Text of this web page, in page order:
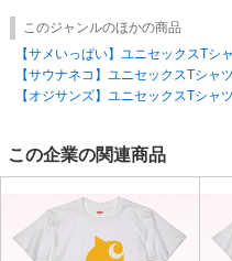
・不良品は良品交換にて対応させ
商品が無い場合は返金処理にて対
※事前連絡なしの返送はお受けで
ださい。
このジャンルのほかの商品
【サメいっぱい】ユニセックスTシ
【サウナネコ】ユニセックスTシャツ
【オジサンズ】ユニセックスTシャツ
この企業の関連商品